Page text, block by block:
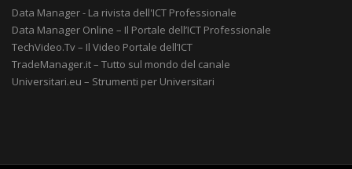
Data Manager - La rivista dell'ICT Professionale
Data Manager Online – Il Portale dell’ICT Professionale
TechVideo.Tv – Il Video Portale dell’ICT
TradeManager.it – Tutto sul mondo del canale
Universitari.eu – Strumenti per Universitari